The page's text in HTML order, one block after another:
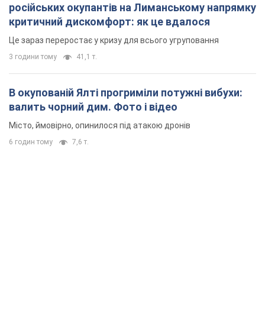
російських окупантів на Лиманському напрямку
критичний дискомфорт: як це вдалося
Це зараз переростає у кризу для всього угруповання
3 години тому 41,1 т.
В окупованій Ялті прогриміли потужні вибухи:
валить чорний дим. Фото і відео
Місто, ймовірно, опинилося під атакою дронів
6 годин тому 7,6 т.